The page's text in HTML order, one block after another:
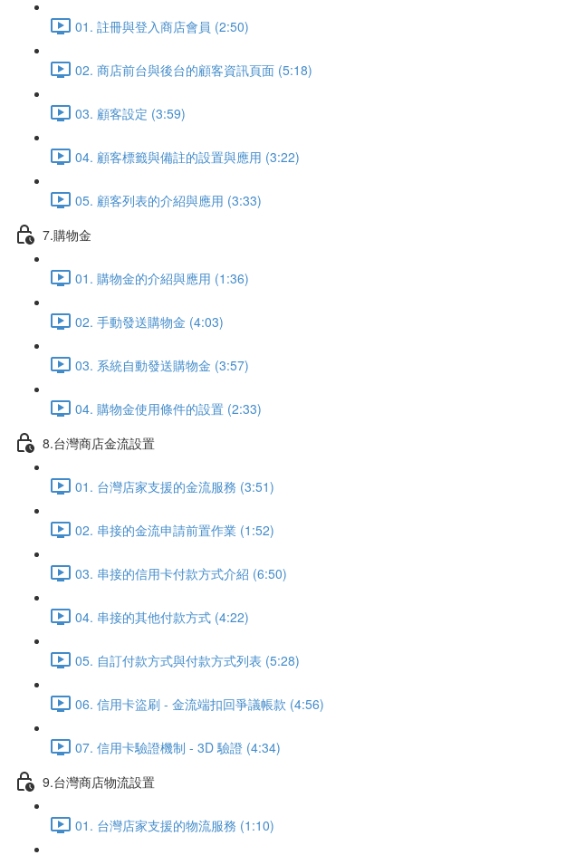
01. 註冊與登入商店會員 (2:50)
02. 商店前台與後台的顧客資訊頁面 (5:18)
03. 顧客設定 (3:59)
04. 顧客標籤與備註的設置與應用 (3:22)
05. 顧客列表的介紹與應用 (3:33)
7.購物金
01. 購物金的介紹與應用 (1:36)
02. 手動發送購物金 (4:03)
03. 系統自動發送購物金 (3:57)
04. 購物金使用條件的設置 (2:33)
8.台灣商店金流設置
01. 台灣店家支援的金流服務 (3:51)
02. 串接的金流申請前置作業 (1:52)
03. 串接的信用卡付款方式介紹 (6:50)
04. 串接的其他付款方式 (4:22)
05. 自訂付款方式與付款方式列表 (5:28)
06. 信用卡盜刷 - 金流端扣回爭議帳款 (4:56)
07. 信用卡驗證機制 - 3D 驗證 (4:34)
9.台灣商店物流設置
01. 台灣店家支援的物流服務 (1:10)